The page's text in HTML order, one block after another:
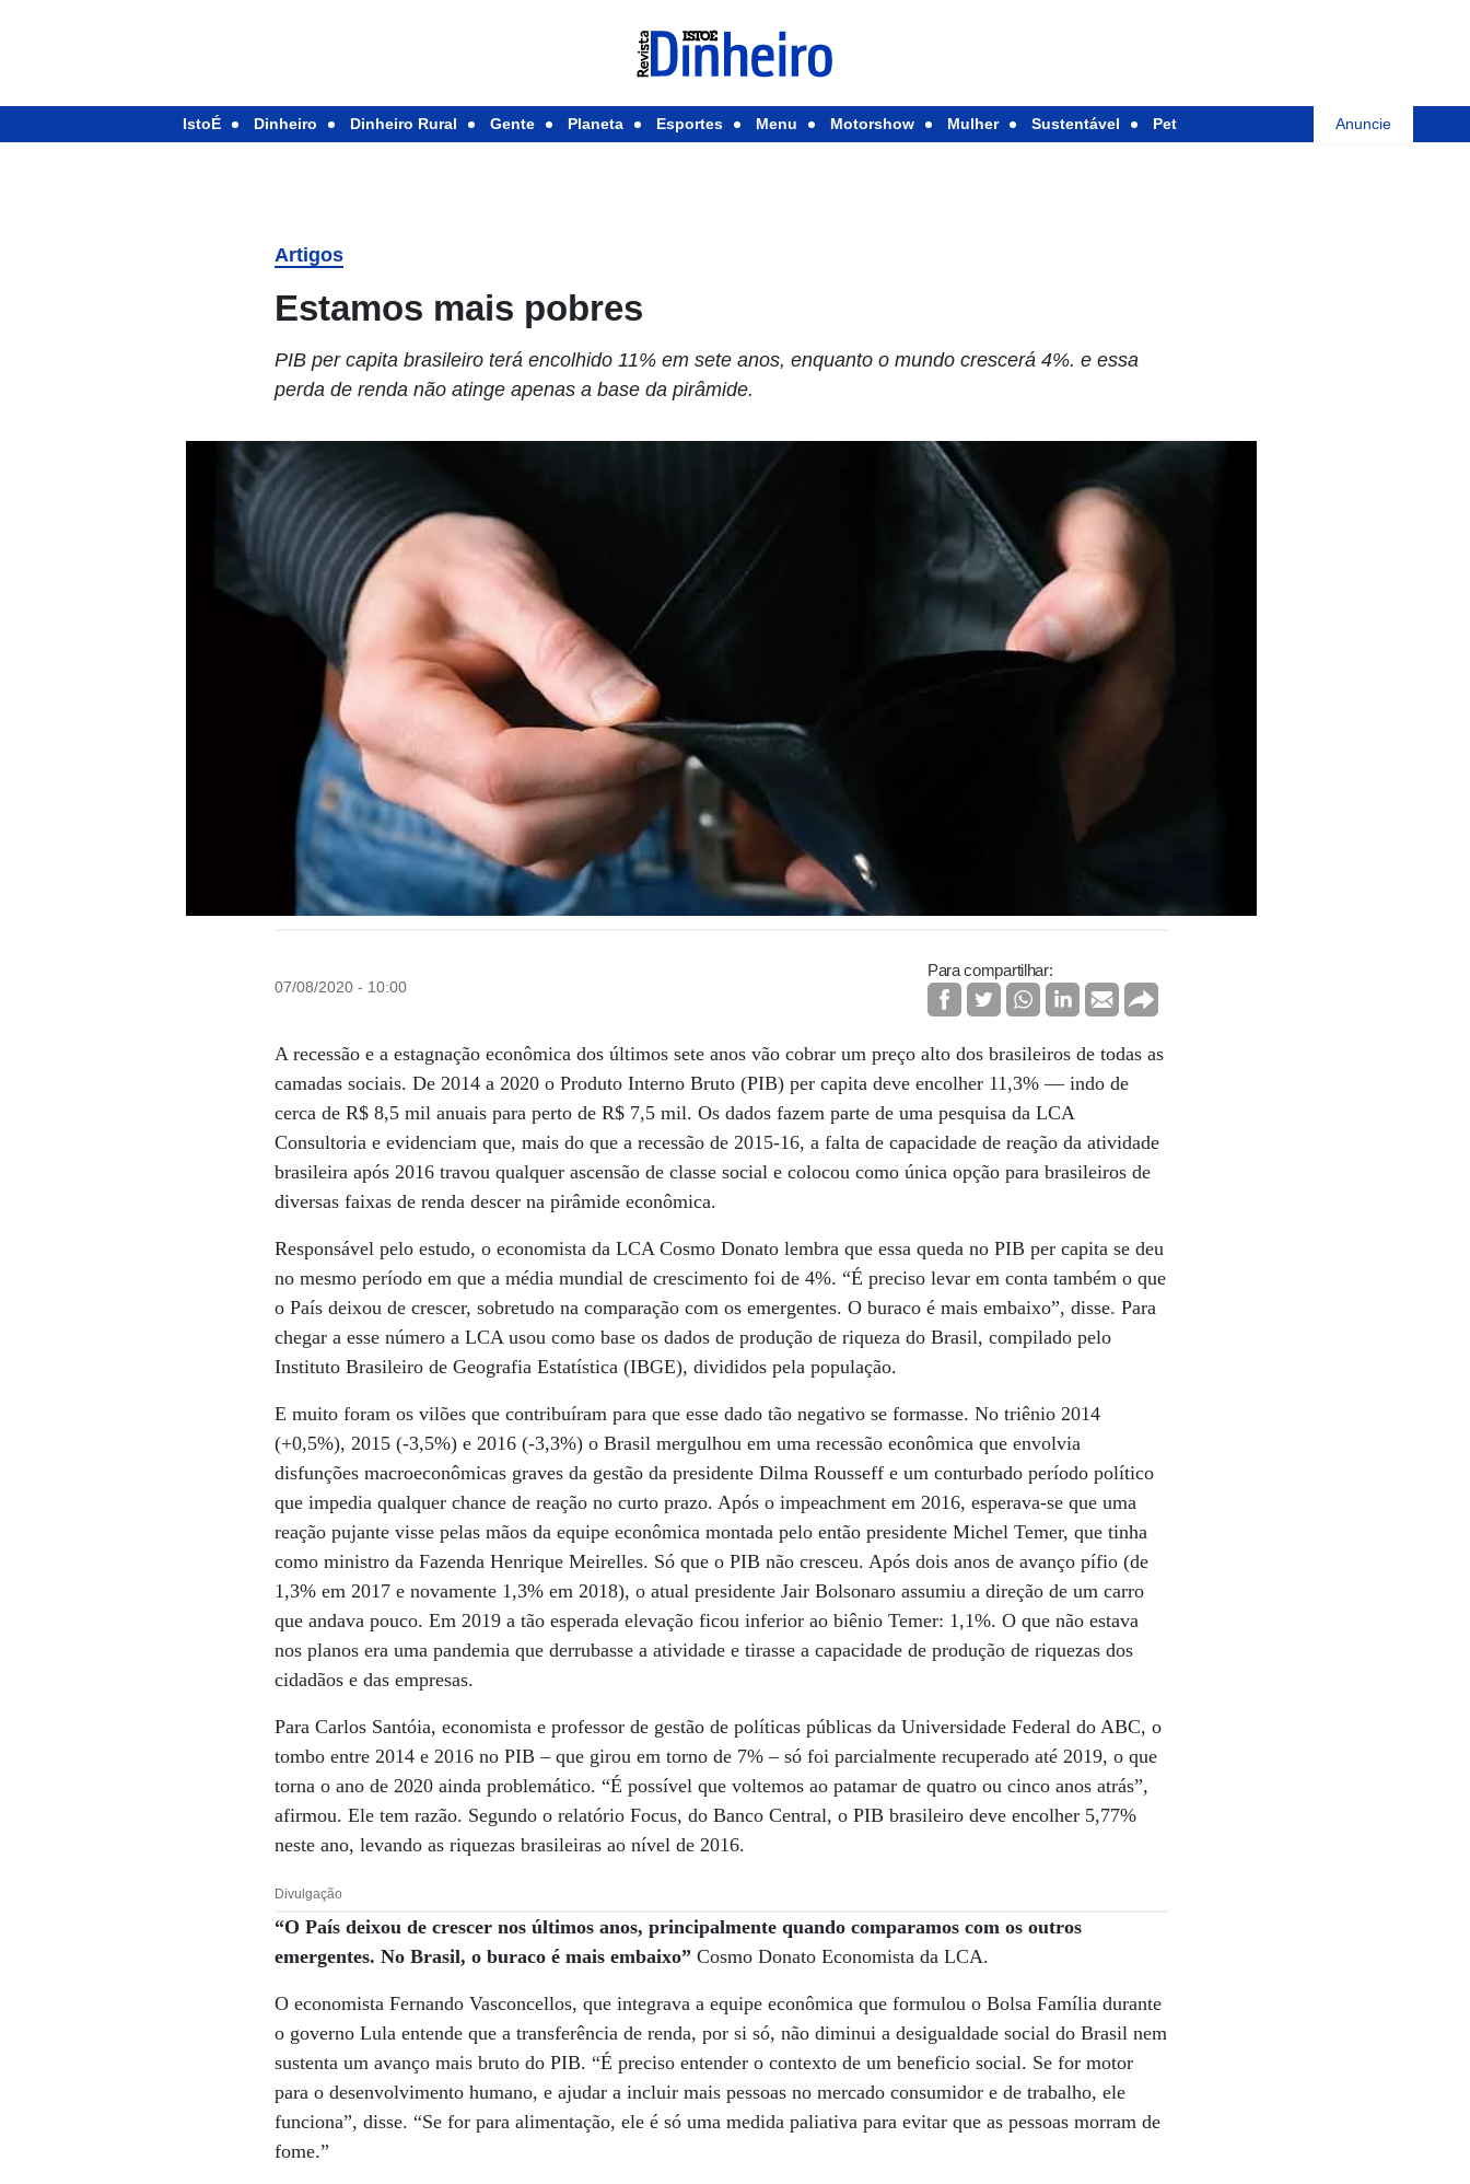
IstoÉ Dinheiro Dinheiro Rural Gente Planeta Esportes Menu Motorshow Mulher Sustentável Pet Anuncie
Artigos
Estamos mais pobres
PIB per capita brasileiro terá encolhido 11% em sete anos, enquanto o mundo crescerá 4%. e essa
perda de renda não atinge apenas a base da pirâmide.
07/08/2020 - 10:00
Para compartilhar:
A recessão e a estagnação econômica dos últimos sete anos vão cobrar um preço alto dos brasileiros de todas as
camadas sociais. De 2014 a 2020 o Produto Interno Bruto (PIB) per capita deve encolher 11,3% — indo de
cerca de R$ 8,5 mil anuais para perto de R$ 7,5 mil. Os dados fazem parte de uma pesquisa da LCA
Consultoria e evidenciam que, mais do que a recessão de 2015-16, a falta de capacidade de reação da atividade
brasileira após 2016 travou qualquer ascensão de classe social e colocou como única opção para brasileiros de
diversas faixas de renda descer na pirâmide econômica.
Responsável pelo estudo, o economista da LCA Cosmo Donato lembra que essa queda no PIB per capita se deu
no mesmo período em que a média mundial de crescimento foi de 4%. “É preciso levar em conta também o que
o País deixou de crescer, sobretudo na comparação com os emergentes. O buraco é mais embaixo”, disse. Para
chegar a esse número a LCA usou como base os dados de produção de riqueza do Brasil, compilado pelo
Instituto Brasileiro de Geografia Estatística (IBGE), divididos pela população.
E muito foram os vilões que contribuíram para que esse dado tão negativo se formasse. No triênio 2014
(+0,5%), 2015 (-3,5%) e 2016 (-3,3%) o Brasil mergulhou em uma recessão econômica que envolvia
disfunções macroeconômicas graves da gestão da presidente Dilma Rousseff e um conturbado período político
que impedia qualquer chance de reação no curto prazo. Após o impeachment em 2016, esperava-se que uma
reação pujante visse pelas mãos da equipe econômica montada pelo então presidente Michel Temer, que tinha
como ministro da Fazenda Henrique Meirelles. Só que o PIB não cresceu. Após dois anos de avanço pífio (de
1,3% em 2017 e novamente 1,3% em 2018), o atual presidente Jair Bolsonaro assumiu a direção de um carro
que andava pouco. Em 2019 a tão esperada elevação ficou inferior ao biênio Temer: 1,1%. O que não estava
nos planos era uma pandemia que derrubasse a atividade e tirasse a capacidade de produção de riquezas dos
cidadãos e das empresas.
Para Carlos Santóia, economista e professor de gestão de políticas públicas da Universidade Federal do ABC, o
tombo entre 2014 e 2016 no PIB – que girou em torno de 7% – só foi parcialmente recuperado até 2019, o que
torna o ano de 2020 ainda problemático. “É possível que voltemos ao patamar de quatro ou cinco anos atrás”,
afirmou. Ele tem razão. Segundo o relatório Focus, do Banco Central, o PIB brasileiro deve encolher 5,77%
neste ano, levando as riquezas brasileiras ao nível de 2016.
Divulgação
“O País deixou de crescer nos últimos anos, principalmente quando comparamos com os outros
emergentes. No Brasil, o buraco é mais embaixo” Cosmo Donato Economista da LCA.
O economista Fernando Vasconcellos, que integrava a equipe econômica que formulou o Bolsa Família durante
o governo Lula entende que a transferência de renda, por si só, não diminui a desigualdade social do Brasil nem
sustenta um avanço mais bruto do PIB. “É preciso entender o contexto de um beneficio social. Se for motor
para o desenvolvimento humano, e ajudar a incluir mais pessoas no mercado consumidor e de trabalho, ele
funciona”, disse. “Se for para alimentação, ele é só uma medida paliativa para evitar que as pessoas morram de
fome.”